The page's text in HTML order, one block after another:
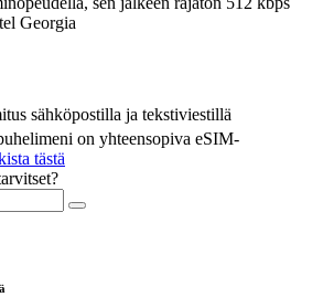
Georgia
sähköpostilla ja tekstiviestillä
on yhteensopiva eSIM-
tästä